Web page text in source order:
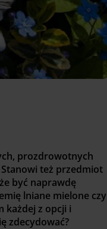
prozdrowotnych
też przedmiot
być naprawdę
lniane mielone czy
każdej z opcji i
zdecydować?